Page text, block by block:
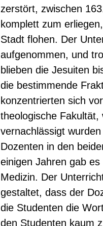
zerstört, zwischen
komplett zum
Stadt flohen. Der
aufgenommen, und
blieben die Jesuiten
die bestimmende
konzentrierten sich
theologische
vernachlässigt
Dozenten in den
einigen Jahren gab
Medizin. Der
gestaltet, dass der
die Studenten die
den Studenten kaum